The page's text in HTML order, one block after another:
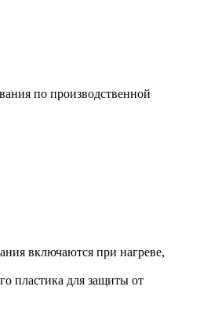
по производственной
включаются при нагреве,
пластика для защиты от